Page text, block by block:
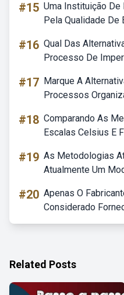
#15 Uma Instituição De
Pela Qualidade De
#16 Qual Das
Processo De
#17 Marque A
Processos
#18 Comparando As
Escalas Celsius E
#19 As Metodologias
Atualmente Um
#20 Apenas O
Considerado
Related Posts